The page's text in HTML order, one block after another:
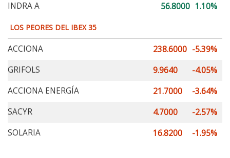
INDRA A
56.8000 1.10%
LOS PEORES DEL IBEX 35
ACCIONA 238.6000 -5.39%
GRIFOLS
9.9640
-4.05%
ACCIONA ENERGÍA
21.7000
-3.64%
SACYR
4.7000
-2.57%
SOLARIA
16.8200 -1.95%